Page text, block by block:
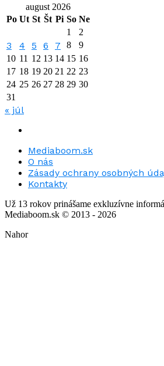
august 2026
Po Ut St Št Pi So Ne
1
2
3 4 5 6 7 8
9
10 11 12 13 14 15 16
17 18 19 20 21 22 23
24 25 26 27 28 29 30
31
« júl
Mediaboom.sk
O nás
Zásady ochrany osobných
Kontakty
Už 13 rokov prinášame exkluzívne
Mediaboom.sk © 2013 - 2026
Nahor